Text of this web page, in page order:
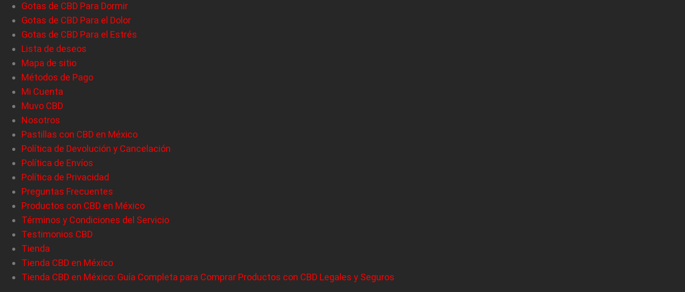
Gotas de CBD Para Dormir
Gotas de CBD Para el Dolor
Gotas de CBD Para el Estrés
Lista de deseos
Mapa de sitio
Métodos de Pago
Mi Cuenta
Muvo CBD
Nosotros
Pastillas con CBD en México
Política de Devolución y Cancelación
Política de Envíos
Política de Privacidad
Preguntas Frecuentes
Productos con CBD en México
Términos y Condiciones del Servicio
Testimonios CBD
Tienda
Tienda CBD en México
Tienda CBD en México: Guía Completa para Comprar Productos con CBD Legales y Seguros